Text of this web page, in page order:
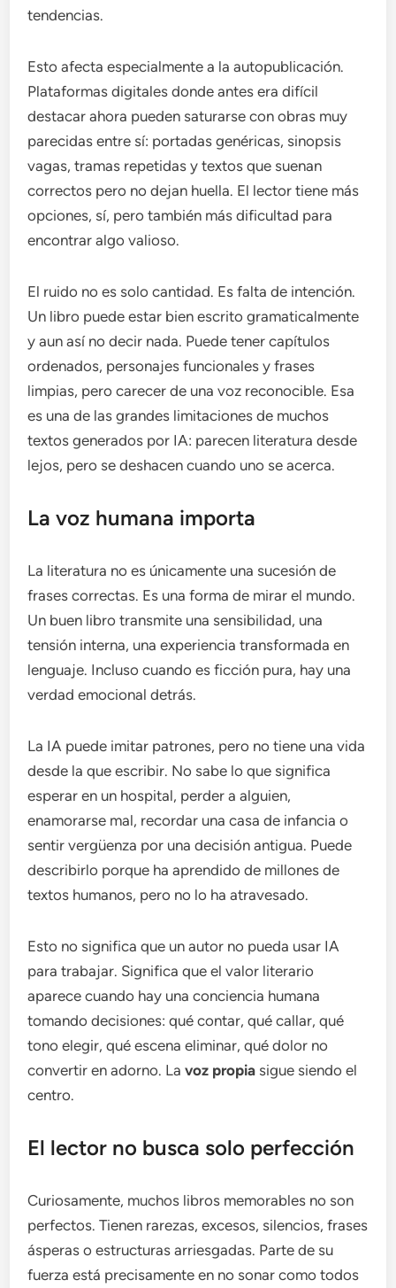
tendencias.
Esto afecta especialmente a la autopublicación.
Plataformas digitales donde antes era difícil
destacar ahora pueden saturarse con obras muy
parecidas entre sí: portadas genéricas, sinopsis
vagas, tramas repetidas y textos que suenan
correctos pero no dejan huella. El lector tiene más
opciones, sí, pero también más dificultad para
encontrar algo valioso.
El ruido no es solo cantidad. Es falta de intención.
Un libro puede estar bien escrito gramaticalmente
y aun así no decir nada. Puede tener capítulos
ordenados, personajes funcionales y frases
limpias, pero carecer de una voz reconocible. Esa
es una de las grandes limitaciones de muchos
textos generados por IA: parecen literatura desde
lejos, pero se deshacen cuando uno se acerca.
La voz humana importa
La literatura no es únicamente una sucesión de
frases correctas. Es una forma de mirar el mundo.
Un buen libro transmite una sensibilidad, una
tensión interna, una experiencia transformada en
lenguaje. Incluso cuando es ficción pura, hay una
verdad emocional detrás.
La IA puede imitar patrones, pero no tiene una vida
desde la que escribir. No sabe lo que significa
esperar en un hospital, perder a alguien,
enamorarse mal, recordar una casa de infancia o
sentir vergüenza por una decisión antigua. Puede
describirlo porque ha aprendido de millones de
textos humanos, pero no lo ha atravesado.
Esto no significa que un autor no pueda usar IA
para trabajar. Significa que el valor literario
aparece cuando hay una conciencia humana
tomando decisiones: qué contar, qué callar, qué
tono elegir, qué escena eliminar, qué dolor no
convertir en adorno. Lavoz propia sigue siendo el
centro.
El lector no busca solo perfección
Curiosamente, muchos libros memorables no son
perfectos. Tienen rarezas, excesos, silencios, frases
ásperas o estructuras arriesgadas. Parte de su
fuerza está precisamente en no sonar como todos